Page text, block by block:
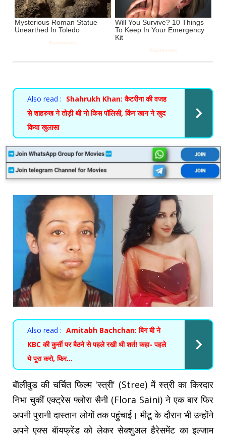
Also read : Shahrukh Khan: कैटरीना की वजह
से शाहरुख ने तोड़ी थी नो किस पॉलिसी, किंग खान ने खुद
किया खुलासा
Also read : Amitabh Bachchan: बिग बी ने
KBC की कुर्सी पर बैठने से पहले रखी थी शर्त! कहा- पहले
ये पूरा करो, फिर…
बॅालीवुड की चर्चित फिल्म 'स्त्री' (Stree) में स्त्री का किरदार
निभा चुकीं एक्ट्रेस फ्लोरा सैनी (Flora Saini) ने एक बार फिर
अपनी पुरानी दास्तान लोगों तक पहुंचाई। मीटू के दौरान भी उन्होंने
अपने एक्स बॅायफ्रेंड को लेकर सेक्शुअल हैरेसमेंट का इल्जाम